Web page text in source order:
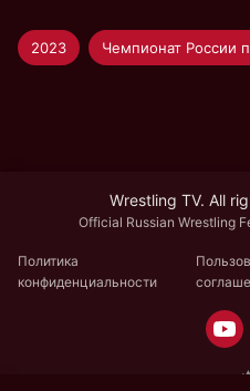
2023
Wrestling TV. All
Official Russian Wrestling
Политика
конфиденциальности